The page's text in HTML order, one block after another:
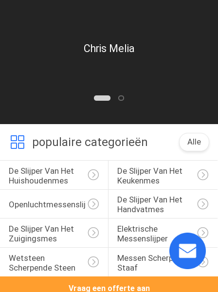
Chris Melia
populaire categorieën Alle
De Slijper Van Het
Huishoudenmes
De Slijper Van Het
Keukenmes
Openluchtmessenslijper
De Slijper Van Het
Handvatmes
De Slijper Van Het
Zuigingsmes
Elektrische
Messenslijper
Wetsteen
Scherpende Steen
Messen Scherpende
Staaf
Vraag een offerte aan